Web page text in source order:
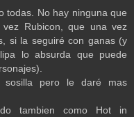
todas. No hay ninguna que
Rubicon, que una vez
si la seguiré con ganas (y
lo absurda que puede
pero le daré mas
tambien como Hot in